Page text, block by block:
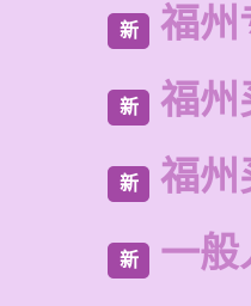
新 福州
新 福州
新 福州
新 一般